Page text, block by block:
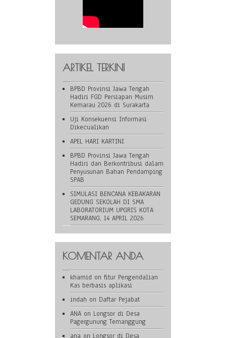
ARTIKEL TERKINI
BPBD Provinsi Jawa Tengah
Hadiri FGD Persiapan Musim
Kemarau 2026 di Surakarta
Uji Konsekuensi Informasi
Dikecualikan
APEL HARI KARTINI
BPBD Provinsi Jawa Tengah
Hadiri dan Berkontribusi dalam
Penyusunan Bahan Pendamping
SPAB
SIMULASI BENCANA KEBAKARAN
GEDUNG SEKOLAH DI SMA
LABORATORIUM UPGRIS KOTA
SEMARANG, 14 APRIL 2026
KOMENTAR ANDA
khamid on fitur Pengendalian
Kas berbasis aplikasi
indah on Daftar Pejabat
ANA on Longsor di Desa
Pagergunung Temanggung